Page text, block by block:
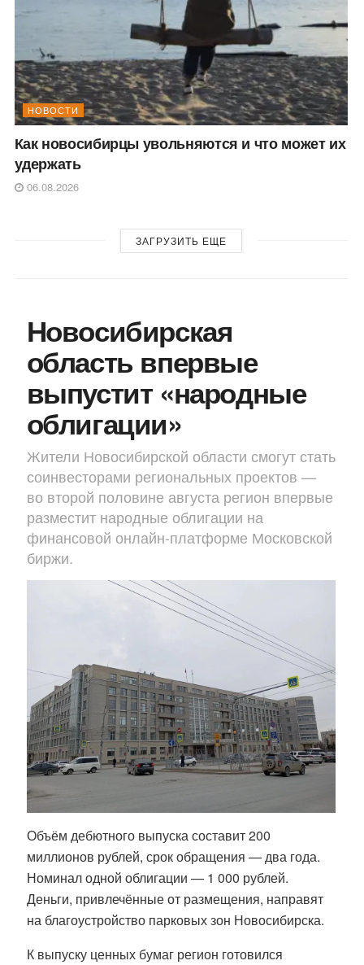
НОВОСТИ
Как новосибирцы увольняются и что может их
удержать
06.08.2026
ЗАГРУЗИТЬ ЕЩЕ
Новосибирская
область впервые
выпустит «народные
облигации»
Жители Новосибирской области смогут стать
соинвесторами региональных проектов —
во второй половине августа регион впервые
разместит народные облигации на
финансовой онлайн-платформе Московской
биржи.
Объём дебютного выпуска составит 200
миллионов рублей, срок обращения — два года.
Номинал одной облигации — 1 000 рублей.
Деньги, привлечённые от размещения, направят
на благоустройство парковых зон Новосибирска.
К выпуску ценных бумаг регион готовился